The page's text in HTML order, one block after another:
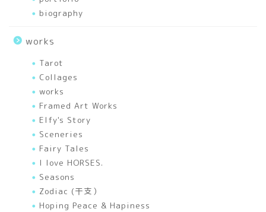
biography
works
Tarot
Collages
works
Framed Art Works
Elfy's Story
Sceneries
Fairy Tales
I love HORSES.
Seasons
Zodiac (干支）
Hoping Peace & Hapiness